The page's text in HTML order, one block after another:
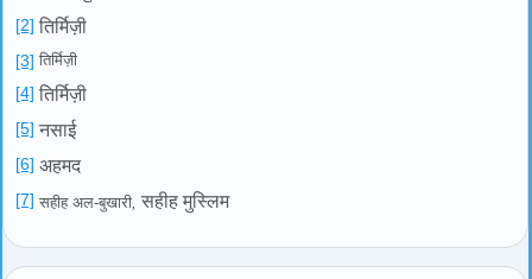
[2] तिर्मिज़ी
[3] तिर्मिज़ी
[4] तिर्मिज़ी
[5] नसाई
[6] अहमद
[7] सहीह अल-बुखारी सहीह मुस्लिम